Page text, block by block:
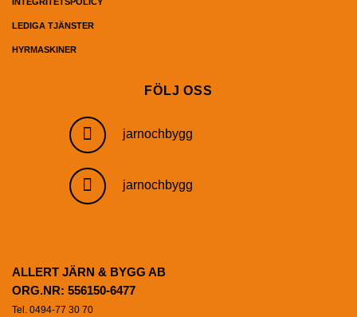
LEDIGA TJÄNSTER
HYRMASKINER
FÖLJ OSS
jarnochbygg
jarnochbygg
ALLERT JÄRN & BYGG AB
ORG.NR: 556150-6477
Tel. 0494-77 30 70